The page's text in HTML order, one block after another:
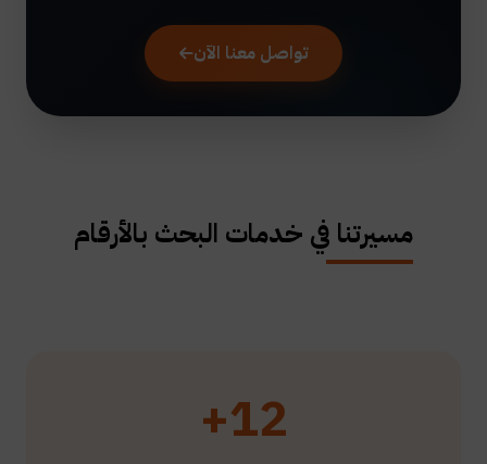
تواصل معنا الآن
مسيرتنا في خدمات البحث بالأرقام
12+